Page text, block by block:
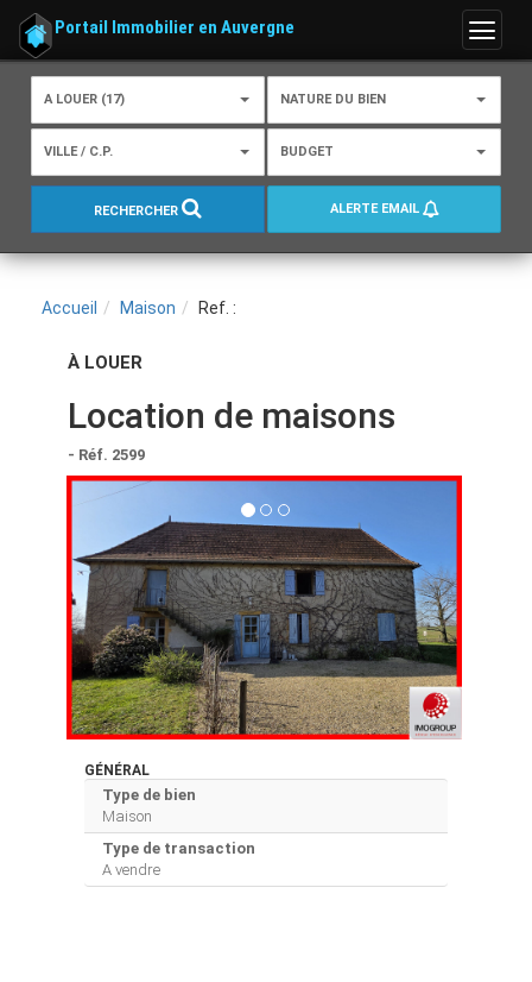
Menu
Portail Immobilier en Auvergne
A LOUER (17) NATURE DU BIEN
VILLE / C.P. BUDGET
RECHERCHER ALERTE EMAIL
Accueil Maison Ref. :
À LOUER
Location de maisons
- Réf. 2599
GÉNÉRAL
Type de bien
Maison
Type de transaction
A vendre